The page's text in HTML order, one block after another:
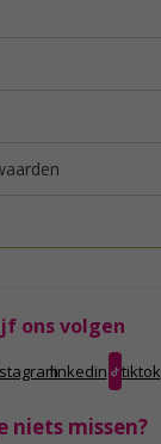
ons volgen
linkedin tiktok
niets missen?